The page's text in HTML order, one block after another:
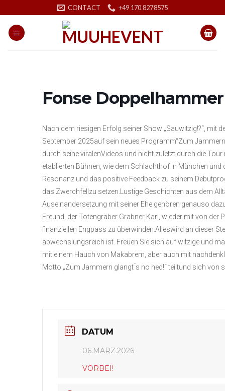
to
content
CONTACT +49 170 8278575
Fonse
Nach dem riesigen Erfolg seiner Show „Sauwitzig!?“,
September 2025auf sein neues Programm“Zum
durch seine viralenVideos und nicht zuletzt durch die
etablierten Bühnen, wie dem Schlachthof in München
Resonanz und das positive Feedback zu seinem
das Zwerchfellzu setzen.Lustige Geschichten aus dem
Auseinandersetzung mit seiner Ehe gehören genauso
Freund, der Totengräber Grabner Karl, wieder mit von
finanziellen Engpass zu überwinden.Alleswird an dieser
abwechslungsreich ist. Freuen Sie sich auf witzige und
mit einem Hauch von Makabrem, aber auch mit
Motto „Zum Jammern glangt ́s no ned!“ teiltund sich von
DATUM
06.MÄRZ.2026
VORBEI!